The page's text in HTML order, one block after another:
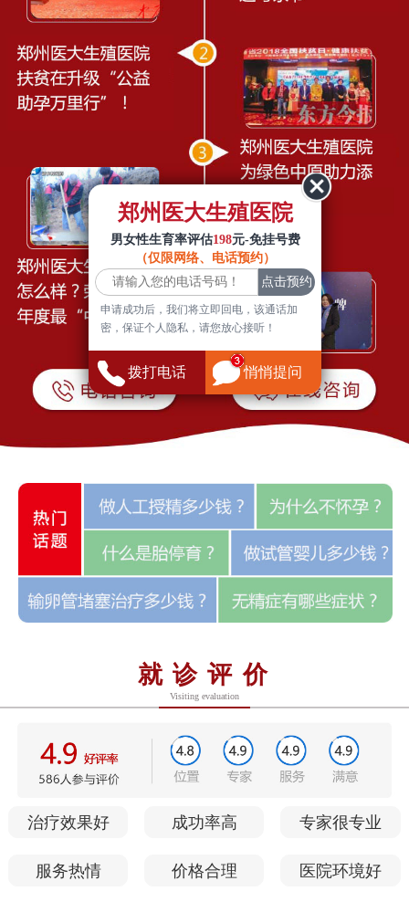
就诊评价
Visiting evaluation
治疗效果好 成功率高 专家很专业
服务热情 价格合理 医院环境好
郑州医大生殖医院
男女性生育率评估198元-免挂号费
（仅限网络、电话预约）
申请成功后，我们将立即回电，该通话加
密，保证个人隐私，请您放心接听！
拨打电话 悄悄提问